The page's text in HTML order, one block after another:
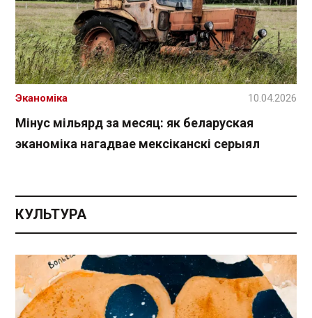
Мінус мільярд за месяц: як беларуская
эканоміка нагадвае мексіканскі серыял
Эканоміка 10.04.2026
КУЛЬТУРА